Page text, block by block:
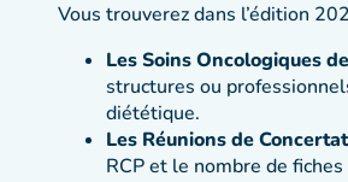
Vous trouverez dans l’édition
Les Soins Oncologiques
structures ou
diététique.
Les Réunions de
RCP et le nombre de